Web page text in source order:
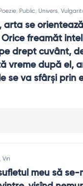
un ton calm.
, Public, Univers,
se
freamăt
drept cuvânt,
vreme după el,
se va sfârşi prin
,Vin
meu să